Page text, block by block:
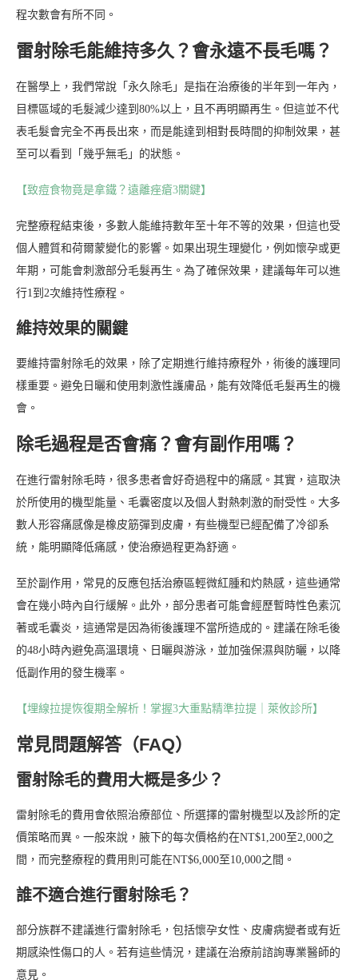
程次數會有所不同。
雷射除毛能維持多久？會永遠不長毛嗎？
在醫學上，我們常說「永久除毛」是指在治療後的半年到一年內，
目標區域的毛髮減少達到80%以上，且不再明顯再生。但這並不代
表毛髮會完全不再長出來，而是能達到相對長時間的抑制效果，甚
至可以看到「幾乎無毛」的狀態。
【致痘食物竟是拿鐵？遠離痤瘡3關鍵】
完整療程結束後，多數人能維持數年至十年不等的效果，但這也受
個人體質和荷爾蒙變化的影響。如果出現生理變化，例如懷孕或更
年期，可能會刺激部分毛髮再生。為了確保效果，建議每年可以進
行1到2次維持性療程。
維持效果的關鍵
要維持雷射除毛的效果，除了定期進行維持療程外，術後的護理同
樣重要。避免日曬和使用刺激性護膚品，能有效降低毛髮再生的機
會。
除毛過程是否會痛？會有副作用嗎？
在進行雷射除毛時，很多患者會好奇過程中的痛感。其實，這取決
於所使用的機型能量、毛囊密度以及個人對熱刺激的耐受性。大多
數人形容痛感像是橡皮筋彈到皮膚，有些機型已經配備了冷卻系
統，能明顯降低痛感，使治療過程更為舒適。
至於副作用，常見的反應包括治療區輕微紅腫和灼熱感，這些通常
會在幾小時內自行緩解。此外，部分患者可能會經歷暫時性色素沉
著或毛囊炎，這通常是因為術後護理不當所造成的。建議在除毛後
的48小時內避免高溫環境、日曬與游泳，並加強保濕與防曬，以降
低副作用的發生機率。
【埋線拉提恢復期全解析！掌握3大重點精準拉提｜萊攸診所】
常見問題解答（FAQ）
雷射除毛的費用大概是多少？
雷射除毛的費用會依照治療部位、所選擇的雷射機型以及診所的定
價策略而異。一般來說，腋下的每次價格約在NT$1,200至2,000之
間，而完整療程的費用則可能在NT$6,000至10,000之間。
誰不適合進行雷射除毛？
部分族群不建議進行雷射除毛，包括懷孕女性、皮膚病變者或有近
期感染性傷口的人。若有這些情況，建議在治療前諮詢專業醫師的
意見。